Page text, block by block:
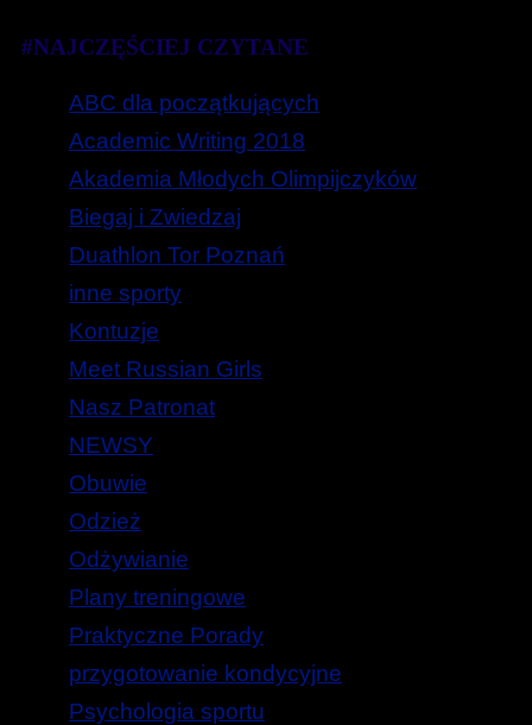
#NAJCZĘŚCIEJ CZYTANE
ABC dla początkujących
Academic Writing 2018
Akademia Młodych Olimpijczyków
Biegaj i Zwiedzaj
Duathlon Tor Poznań
inne sporty
Kontuzje
Meet Russian Girls
Nasz Patronat
NEWSY
Obuwie
Odzież
Odżywianie
Plany treningowe
Praktyczne Porady
przygotowanie kondycyjne
Psychologia sportu